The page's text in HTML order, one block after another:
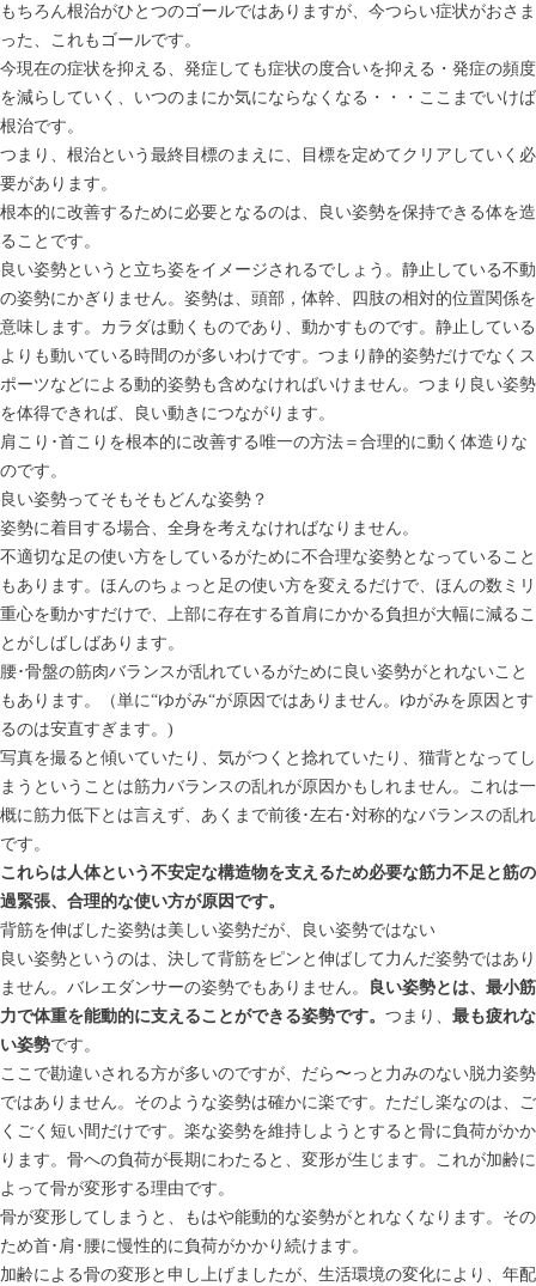
もちろん根治がひとつのゴールではありますが、今つらい症状がおさま
った、これもゴールです。
今現在の症状を抑える、発症しても症状の度合いを抑える・発症の頻度
を減らしていく、いつのまにか気にならなくなる・・・ここまでいけば
根治です。
つまり、根治という最終目標のまえに、目標を定めてクリアしていく必
要があります。
根本的に改善するために必要となるのは、良い姿勢を保持できる体を造
ることです。
良い姿勢というと立ち姿をイメージされるでしょう。静止している不動
の姿勢にかぎりません。姿勢は、頭部，体幹、四肢の相対的位置関係を
意味します。カラダは動くものであり、動かすものです。静止している
よりも動いている時間のが多いわけです。つまり静的姿勢だけでなくス
ポーツなどによる動的姿勢も含めなければいけません。つまり良い姿勢
を体得できれば、良い動きにつながります。
肩こり･首こりを根本的に改善する唯一の方法＝合理的に動く体造りな
のです。
良い姿勢ってそもそもどんな姿勢？
姿勢に着目する場合、全身を考えなければなりません。
不適切な足の使い方をしているがために不合理な姿勢となっていること
もあります。ほんのちょっと足の使い方を変えるだけで、ほんの数ミリ
重心を動かすだけで、上部に存在する首肩にかかる負担が大幅に減るこ
とがしばしばあります。
腰･骨盤の筋肉バランスが乱れているがために良い姿勢がとれないこと
もあります。（単に“ゆがみ“が原因ではありません。ゆがみを原因とす
るのは安直すぎます。)
写真を撮ると傾いていたり、気がつくと捻れていたり、猫背となってし
まうということは筋力バランスの乱れが原因かもしれません。これは一
概に筋力低下とは言えず、あくまで前後･左右･対称的なバランスの乱れ
です。
これらは人体という不安定な構造物を支えるため必要な筋力不足と筋の
過緊張、合理的な使い方が原因です。
背筋を伸ばした姿勢は美しい姿勢だが、良い姿勢ではない
良い姿勢というのは、決して背筋をピンと伸ばして力んだ姿勢ではあり
ません。バレエダンサーの姿勢でもありません。
良い姿勢とは、最小筋
力で体重を能動的に支えることができる姿勢です。 つまり、 最も疲れな
い姿勢です。
ここで勘違いされる方が多いのですが、だら〜っと力みのない脱力姿勢
ではありません。そのような姿勢は確かに楽です。ただし楽なのは、ご
くごく短い間だけです。楽な姿勢を維持しようとすると骨に負荷がかか
ります。骨への負荷が長期にわたると、変形が生じます。これが加齢に
よって骨が変形する理由です。
骨が変形してしまうと、もはや能動的な姿勢がとれなくなります。その
ため首･肩･腰に慢性的に負荷がかかり続けます。
加齢による骨の変形と申し上げましたが、生活環境の変化により、年配